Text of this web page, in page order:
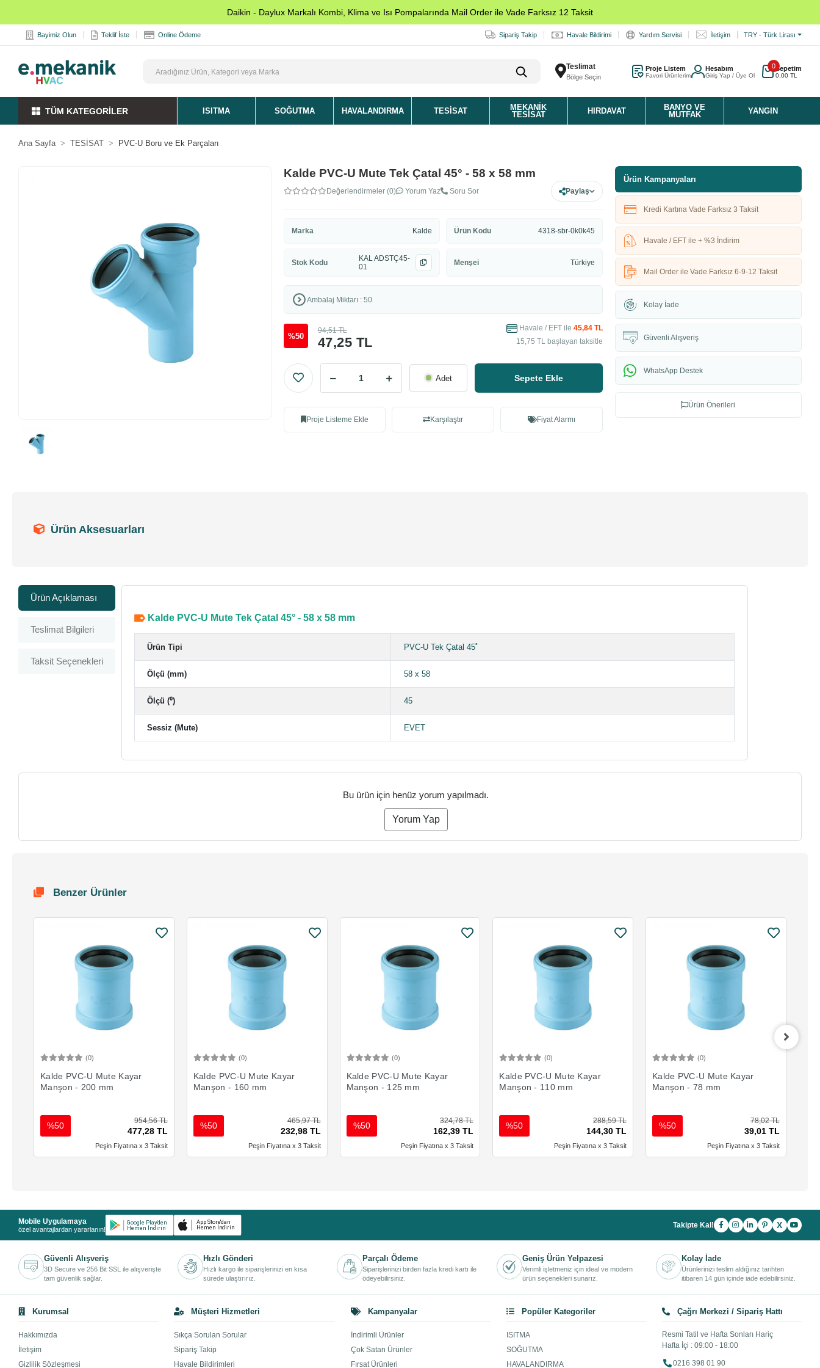
Daikin - Daylux Markalı Kombi, Klima ve Isı Pompalarında Mail Order ile Vade Farksız 12 Taksit
Bayimiz Olun Teklif İste Online Ödeme Sipariş Takip Havale Bildirimi Yardım Servisi İletişim TRY - Türk Lirası
Teslimat
Bölge Seçin
Proje Listem
Favori Ürünlerim
Hesabım
Giriş Yap / Üye Ol
0Sepetim
0,00 TL
TÜM KATEGORİLER ISITMA SOĞUTMA HAVALANDIRMA TESISAT
MEKANIK
TESISAT
HIRDAVAT
BANYO VE
MUTFAK
YANGIN
Ana Sayfa TESİSAT PVC-U Boru ve Ek Parçaları
Kalde PVC-U Mute Tek Çatal 45° - 58 x 58 mm
Değerlendirmeler (0) Yorum Yaz Soru Sor Paylaş
Marka Kalde Ürün Kodu 4318-sbr-0k0k45
Stok Kodu
KAL ADSTÇ45-
01
Menşei Türkiye
Ambalaj Miktarı : 50
%50 47,25 TL
94,51 TL Havale / EFT ile 45,84 TL
15,75 TL başlayan taksitle
Adet Sepete Ekle
Proje Listeme Ekle Karşılaştır Fiyat Alarmı
Ürün Kampanyaları
Kredi Kartına Vade Farksız 3 Taksit
Havale / EFT ile + %3 İndirim
Mail Order ile Vade Farksız 6-9-12 Taksit
Kolay İade
Güvenli Alışveriş
WhatsApp Destek
Ürün Önerileri
Ürün Aksesuarları
Ürün Açıklaması
Teslimat Bilgileri
Taksit Seçenekleri
Kalde PVC-U Mute Tek Çatal 45° - 58 x 58 mm
Ürün Tipi PVC-U Tek Çatal 45˚
Ölçü (mm) 58 x 58
Ölçü (⁰) 45
Sessiz (Mute) EVET
Bu ürün için henüz yorum yapılmadı.
Yorum Yap
Benzer Ürünler
(0)
Kalde PVC-U Mute Kayar
Manşon - 200 mm
954,56 TL
477,28 TL
%50
Peşin Fiyatına x 3 Taksit
(0)
Kalde PVC-U Mute Kayar
Manşon - 160 mm
465,97 TL
232,98 TL
%50
Peşin Fiyatına x 3 Taksit
(0)
Kalde PVC-U Mute Kayar
Manşon - 125 mm
324,78 TL
162,39 TL
%50
Peşin Fiyatına x 3 Taksit
(0)
Kalde PVC-U Mute Kayar
Manşon - 110 mm
288,59 TL
144,30 TL
%50
Peşin Fiyatına x 3 Taksit
(0)
Kalde PVC-U Mute Kayar
Manşon - 78 mm
78,02 TL
39,01 TL
%50
Peşin Fiyatına x 3 Taksit
Mobile Uygulamaya
özel avantajlardan yararlanın! Takipte Kal! X
Güvenli Alışveriş
3D Secure ve 256 Bit SSL ile alışverişte
tam güvenlik sağlar.
Hızlı Gönderi
Hızlı kargo ile siparişlerinizi en kısa
sürede ulaştırırız.
Parçalı Ödeme
Siparişlerinizi birden fazla kredi kartı ile
ödeyebilirsiniz.
Geniş Ürün Yelpazesi
Verimli işletmeniz için ideal ve modern
ürün seçenekleri sunarız.
Kolay İade
Ürünlerinizi teslim aldığınız tarihten
itibaren 14 gün içinde iade edebilirsiniz.
Kurumsal
Hakkımızda
İletişim
Gizlilik Sözleşmesi
Müşteri Hizmetleri
Sıkça Sorulan Sorular
Sipariş Takip
Havale Bildirimleri
Kampanyalar
İndirimli Ürünler
Çok Satan Ürünler
Fırsat Ürünleri
Popüler Kategoriler
ISITMA
SOĞUTMA
HAVALANDIRMA
Çağrı Merkezi / Sipariş Hattı
Resmi Tatil ve Hafta Sonları Hariç
Hafta İçi : 09:00 - 18:00
0216 398 01 90